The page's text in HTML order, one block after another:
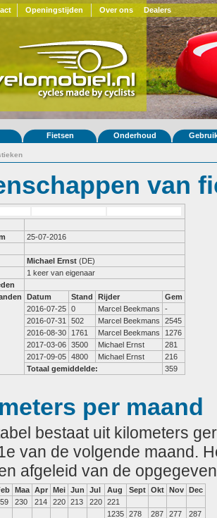
Openingstijden Over ons Dealers
Fietsen Onderhoud
van
25-07-2016
Michael Ernst (DE)
1 keer van eigenaar
Datum Stand Rijder
Gem
2016-07-25 0 Marcel Beekmans
-
2016-07-31
502 Marcel Beekmans
2545
2016-08-30
1761 Marcel Beekmans
1276
2017-03-06 3500 Michael Ernst
281
2017-09-05 4800 Michael Ernst
216
Totaal gemiddelde:
359
per maand
bestaat uit kilometers
van de volgende maand.
afgeleid van de
Maa Apr Mei Jun Jul Aug Sept Okt Nov Dec
230 214 220 213 220 221
1235 278 287 277 287